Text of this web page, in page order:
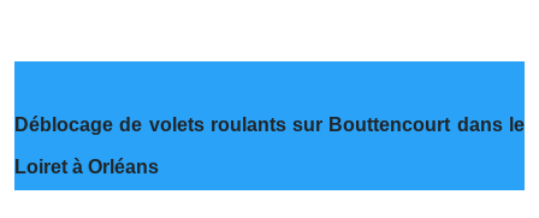
Déblocage de volets roulants sur Bouttencourt dans le
Loiret à Orléans